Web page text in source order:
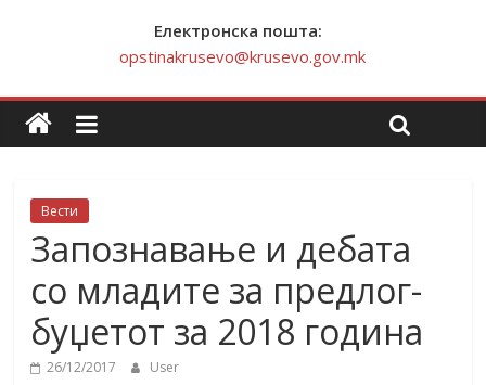
Електронска пошта:
opstinakrusevo@krusevo.gov.mk
Вести
Запознавање и дебата
со младите за предлог-
буџетот за 2018 година
26/12/2017 User